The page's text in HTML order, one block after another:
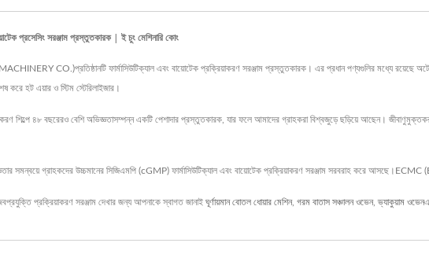
প্রসেসিং সরঞ্জাম প্রস্তুতকারক | ই চুং মেশিনারি কোং
CO.)প্রতিষ্ঠানটি ফার্মাসিউটিক্যাল এবং বায়োটেক প্রক্রিয়াকরণ সরঞ্জাম প্রস্তুতকারক। এর প্রধান পণ্যগুলির মধ্যে রয়েছে
করে হট এয়ার ও স্টিম স্টেরিলাইজার।
শিল্পে ৪৮ বছরেরও বেশি অভিজ্ঞতাসম্পন্ন একটি পেশাদার প্রস্তুতকারক, যার ফলে আমাদের গ্রাহকরা বিশ্বজুড়ে ছড়িয়ে আছেন। জীবাণুমুক্তকরণ
গ্রাহকদের উচ্চমানের সিজিএমপি (cGMP) ফার্মাসিউটিক্যাল এবং বায়োটেক প্রক্রিয়াকরণ সরঞ্জাম সরবরাহ করে আসছে।ECMC
প্রক্রিয়াকরণ সরঞ্জাম দেখার জন্য আপনাকে স্বাগত জানাই ঘূর্ণায়মান বোতল ধোয়ার মেশিন, গরম বাতাস সঞ্চালন ওভেন,ভ্যাকুয়াম ওভেন